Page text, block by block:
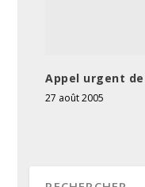
Appel urgent
27 août 2005